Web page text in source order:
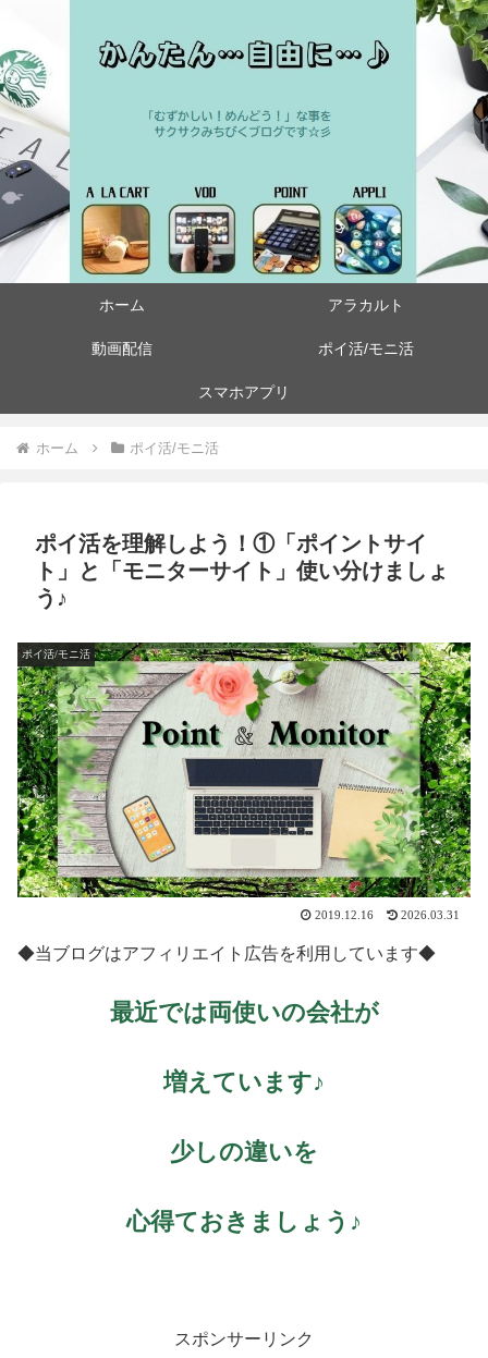
ホーム アラカルト
動画配信 ポイ活/モニ活
スマホアプリ
ホーム ポイ活/モニ活
ポイ活を理解しよう！①「ポイントサイ
ト」と「モニターサイト」使い分けましょ
う♪
ポイ活/モニ活
2019.12.16 2026.03.31
◆当ブログはアフィリエイト広告を利用しています◆
最近では両使いの会社が
増えています♪
少しの違いを
心得ておきましょう♪
スポンサーリンク